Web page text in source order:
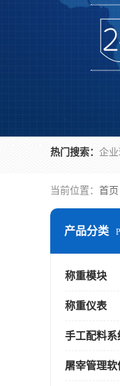
热门搜索：
当前位置： 首页
产品分类
称重模块
称重仪表
手工配料系
屠宰管理软